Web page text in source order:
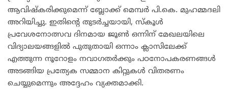
ആവിഷ്കരിക്കുമെന്ന് ബ്ലോക്ക് മെമ്പർ പി.കെ. മുഹമ്മദലി
അറിയിച്ചു. ഇതിന്റെ തുടർച്ചയായി, സ്കൂൾ
പ്രവേശനോത്സവ ദിനമായ ജൂൺ ഒന്നിന് മേഖലയിലെ
വിദ്യാലയങ്ങളിൽ പുതുതായി ഒന്നാം ക്ലാസിലേക്ക്
എത്തുന്ന നൂറോളം നവാഗതർക്കും പഠനോപകരണങ്ങൾ
അടങ്ങിയ പ്രത്യേക സമ്മാന കിറ്റുകൾ വിതരണം
ചെയ്യുമെന്നും അദ്ദേഹം വ്യക്തമാക്കി.